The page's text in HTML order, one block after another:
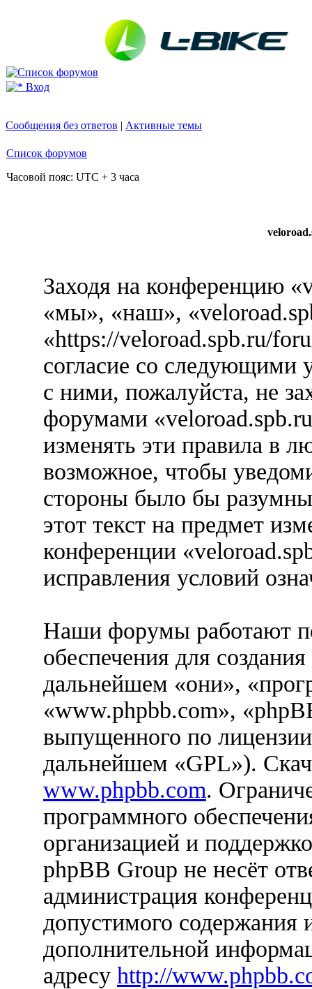
Вход
Сообщения без ответов | Активные темы
Список форумов
Часовой пояс: UTC + 3 часа
Заходя на конференцию
«мы», «наш»,
«https://veloroad.spb.ru/
согласие со следующими
с ними, пожалуйста, не
форумами
изменять эти правила в
возможное, чтобы
стороны было бы
этот текст на предмет
конференции
исправления условий
Наши форумы работают
обеспечения для
дальнейшем «они»,
«www.phpbb.com»,
выпущенного по
дальнейшем «GPL»).
www.phpbb.com.
программного
организацией и
phpBB Group не несёт
администрация
допустимого содержания
дополнительной
адресу http://